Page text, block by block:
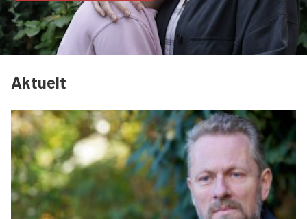
Presse og politik
Støt os
Søg
Aktuelt